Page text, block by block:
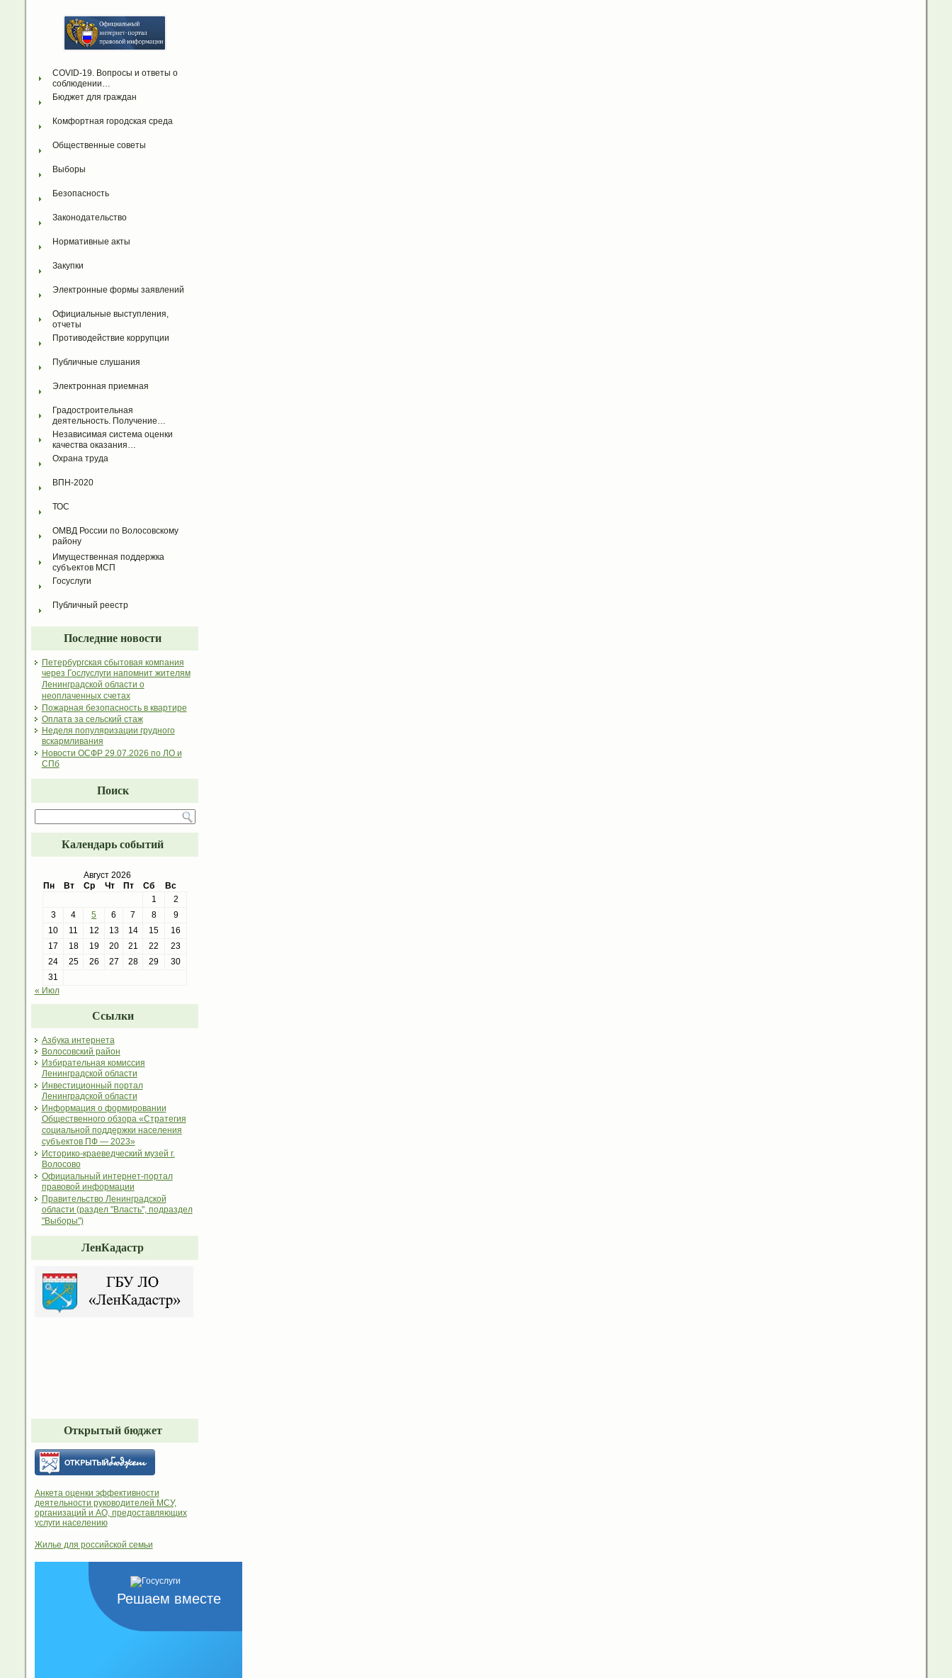
COVID-19. Вопросы и ответы о
соблюдении…
Бюджет для граждан
Комфортная городская среда
Общественные советы
Выборы
Безопасность
Законодательство
Нормативные акты
Закупки
Электронные формы заявлений
Официальные выступления,
отчеты
Противодействие коррупции
Публичные слушания
Электронная приемная
Градостроительная
деятельность. Получение…
Независимая система оценки
качества оказания…
Охрана труда
ВПН-2020
ТОС
ОМВД России по Волосовскому
району
Имущественная поддержка
субъектов МСП
Госуслуги
Публичный реестр
Последние новости
Петербургская сбытовая компания
через Гослуслуги напомнит жителям
Ленинградской области о
неоплаченных счетах
Пожарная безопасность в квартире
Оплата за сельский стаж
Неделя популяризации грудного
вскармливания
Новости ОСФР 29.07.2026 по ЛО и
СПб
Поиск
Календарь событий
Август 2026
Пн
Вт Ср Чт Пт Сб
Вс
1
2
3
4 5 6 7 8
9
10
11 12 13 14 15
16
17
18 19 20 21 22
23
24
25 26 27 28 29
30
31
« Июл
Ссылки
Азбука интернета
Волосовский район
Избирательная комиссия
Ленинградской области
Инвестиционный портал
Ленинградской области
Информация о формировании
Общественного обзора «Стратегия
социальной поддержки населения
субъектов ПФ — 2023»
Историко-краеведческий музей г.
Волосово
Официальный интернет-портал
правовой информации
Правительство Ленинградской
области (раздел "Власть", подраздел
"Выборы")
ЛенКадастр
Открытый бюджет
Анкета оценки эффективности
деятельности руководителей МСУ,
организаций и АО, предоставляющих
услуги населению
Жилье для российской семьи
Решаем вместе